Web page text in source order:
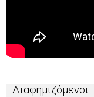
Διαφημιζόμενοι